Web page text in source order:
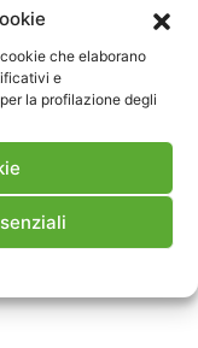
che elaborano
e
la profilazione degli